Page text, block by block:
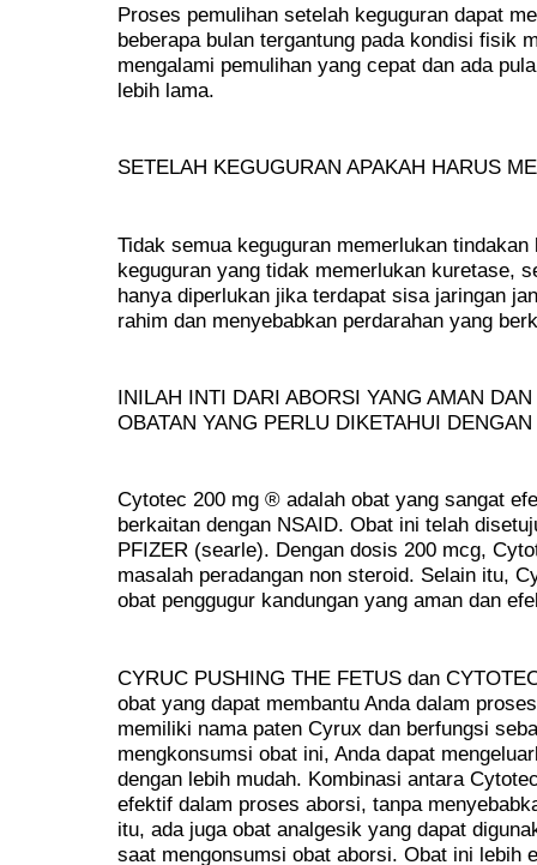
Proses pemulihan setelah keguguran dapat
beberapa bulan tergantung pada kondisi fisik
mengalami pemulihan yang cepat dan ada
lebih lama.
SETELAH KEGUGURAN APAKAH HARUS
Tidak semua keguguran memerlukan
keguguran yang tidak memerlukan kuretase,
hanya diperlukan jika terdapat sisa jaringan
rahim dan menyebabkan perdarahan yang
INILAH INTI DARI ABORSI YANG AMAN
OBATAN YANG PERLU DIKETAHUI
Cytotec 200 mg ® adalah obat yang sangat
berkaitan dengan NSAID. Obat ini telah
PFIZER (searle). Dengan dosis 200 mcg,
masalah peradangan non steroid. Selain itu,
obat penggugur kandungan yang aman dan
CYRUC PUSHING THE FETUS dan
obat yang dapat membantu Anda dalam
memiliki nama paten Cyrux dan berfungsi
mengkonsumsi obat ini, Anda dapat
dengan lebih mudah. Kombinasi antara
efektif dalam proses aborsi, tanpa
itu, ada juga obat analgesik yang dapat
saat mengonsumsi obat aborsi. Obat ini lebih